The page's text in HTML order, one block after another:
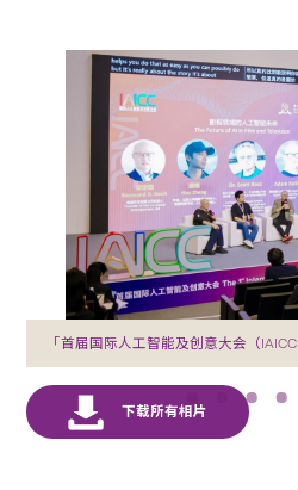
「首届国际人工智能及创意大会（